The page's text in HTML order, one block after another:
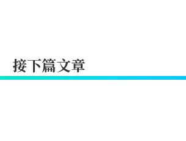
接下篇文章